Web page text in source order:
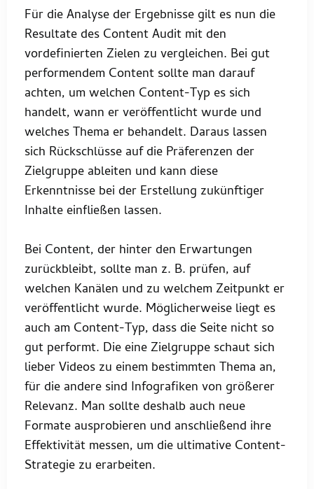
Für die Analyse der Ergebnisse gilt es nun die
Resultate des Content Audit mit den
vordefinierten Zielen zu vergleichen. Bei gut
performendem Content sollte man darauf
achten, um welchen Content-Typ es sich
handelt, wann er veröffentlicht wurde und
welches Thema er behandelt. Daraus lassen
sich Rückschlüsse auf die Präferenzen der
Zielgruppe ableiten und kann diese
Erkenntnisse bei der Erstellung zukünftiger
Inhalte einfließen lassen.
Bei Content, der hinter den Erwartungen
zurückbleibt, sollte man z. B. prüfen, auf
welchen Kanälen und zu welchem Zeitpunkt er
veröffentlicht wurde. Möglicherweise liegt es
auch am Content-Typ, dass die Seite nicht so
gut performt. Die eine Zielgruppe schaut sich
lieber Videos zu einem bestimmten Thema an,
für die andere sind Infografiken von größerer
Relevanz. Man sollte deshalb auch neue
Formate ausprobieren und anschließend ihre
Effektivität messen, um die ultimative Content-
Strategie zu erarbeiten.